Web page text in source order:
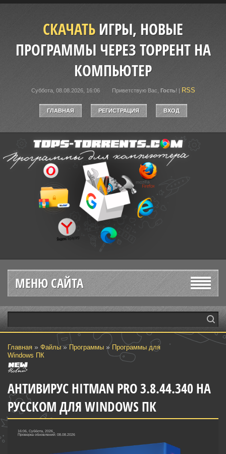
СКАЧАТЬИГРЫ, НОВЫЕ
ПРОГРАММЫ ЧЕРЕЗ ТОРРЕНТ НА
КОМПЬЮТЕР
Суббота, 08.08.2026, 16:06 Приветствую Вас Гость! | RSS
ГЛАВНАЯ РЕГИСТРАЦИЯ ВХОД
МЕНЮ САЙТА
Главная » Файлы»Программы » Программы для
Windows ПК
АНТИВИРУС HITMAN PRO 3.8.44.340 НА
РУССКОМ ДЛЯ WINDOWS ПК
16:06, Суббота, 2026
Проверка обновлений: 08.08.2026